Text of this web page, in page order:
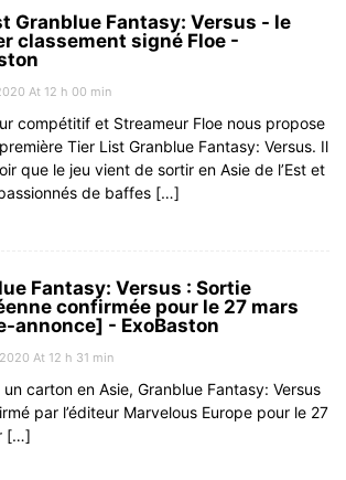
Granblue Fantasy: Versus - le
classement signé Floe -
At 12 h 00 min
compétitif et Streameur Floe nous propose
Tier List Granblue Fantasy: Versus. Il
que le jeu vient de sortir en Asie de l’Est et
de baffes […]
Fantasy: Versus : Sortie
confirmée pour le 27 mars
annonce] - ExoBaston
At 12 h 31 min
carton en Asie, Granblue Fantasy: Versus
par l’éditeur Marvelous Europe pour le 27
[…]